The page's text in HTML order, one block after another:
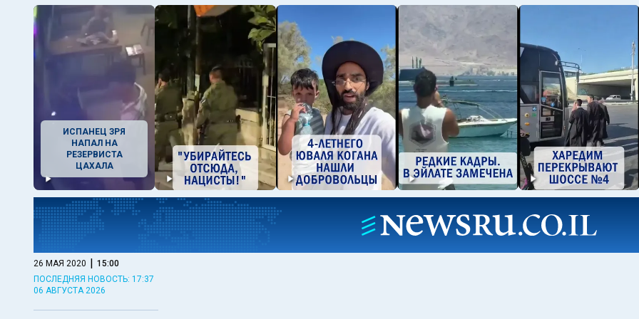
ИСПАНЕЦ ЗРЯ
НАПАЛ НА
РЕЗЕРВИСТА
ЦАХАЛА
26 МАЯ 2020 | 15:00
ПОСЛЕДНЯЯ НОВОСТЬ: 17:37
06 АВГУСТА 2026